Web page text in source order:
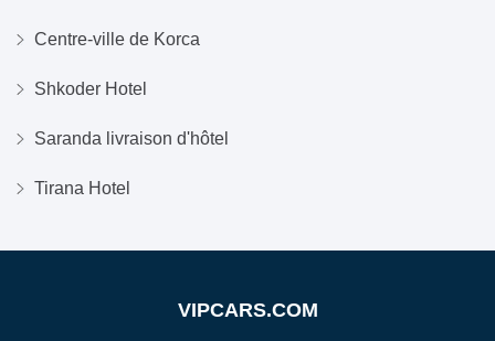
Centre-ville de Korca
Shkoder Hotel
Saranda livraison d'hôtel
Tirana Hotel
VIPCARS.COM